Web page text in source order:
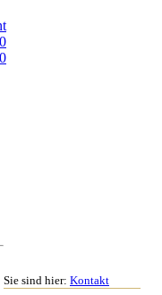
Sie sind hier: Kontakt